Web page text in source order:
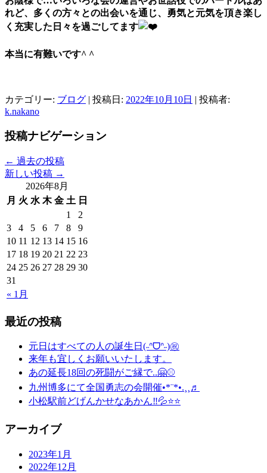
れど、多くの方々との出会いを通じ、勇気と元気を頂き楽し
く充実した日々を過ごしてます
本当に有難いです^ ^
カテゴリー: ブログ | 投稿日: 2022年10月10日 | 投稿者:
k.nakano
投稿ナビゲーション
← 過去の投稿
新しい投稿 →
2026年8月
月 火 水 木 金 土 日
« 1月
1
2
3
4 5 6 7 8
9
10 11 12 13 14 15 16
17 18 19 20 21 22 23
24 25 26 27 28 29 30
31
最近の投稿
元日はすべての人の誕生日(˶ᐢᗜᐢ˶)㊗️
来年も宜しくお願いいたします。
あの延長18回の死闘がご縁で..🤗⚾️
九州博多にて全国勇志の会開催•*¨*•.¸¸♬
小松駅前どげんかせなあかん‼︎💦⭐️⭐️
アーカイブ
2023年1月
2022年12月